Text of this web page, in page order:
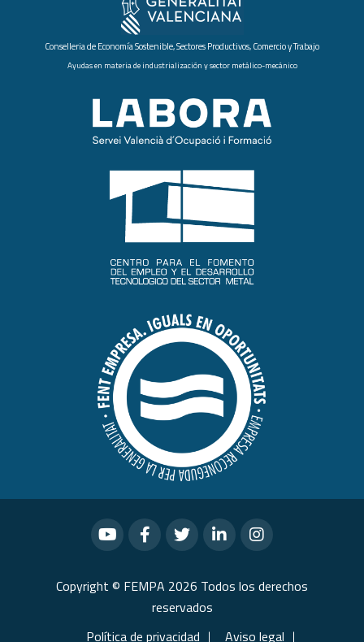
Conselleria de Economía Sostenible, Sectores Productivos, Comercio y Trabajo
Ayudas en materia de industrialización y sector metálico-mecánico
Copyright © FEMPA 2026 Todos los derechos
reservados
Política de privacidad
Aviso legal